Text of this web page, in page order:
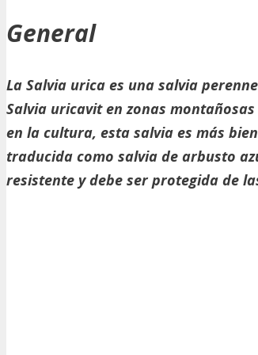
General
La Salvia urica es una salvia
Salvia uricavit en zonas
en la cultura, esta salvia es más
traducida como salvia de arbusto
resistente y debe ser protegida de